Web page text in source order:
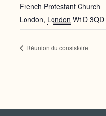
French Protestant Church
London, London W1D 3QD
Réunion du consistoire